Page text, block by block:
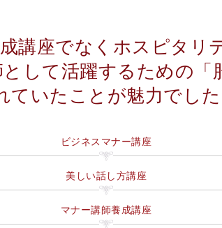
講座でなくホスピタリ
して活躍するための「
ていたことが魅力でした
ビジネスマナー講座
美しい話し方講座
マナー講師養成講座